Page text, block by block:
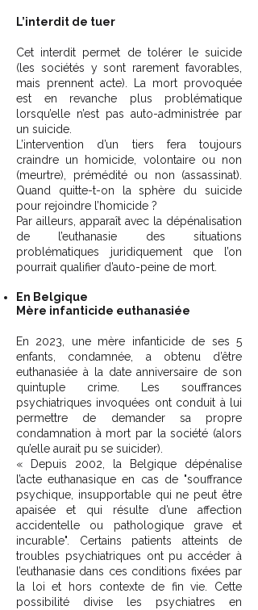
L’interdit de tuer
Cet interdit permet de tolérer le suicide
(les sociétés y sont rarement favorables,
mais prennent acte). La mort provoquée
est en revanche plus problématique
lorsqu’elle n’est pas auto-administrée par
un suicide.
L’intervention d’un tiers fera toujours
craindre un homicide, volontaire ou non
(meurtre), prémédité ou non (assassinat).
Quand quitte-t-on la sphère du suicide
pour rejoindre l’homicide ?
Par ailleurs, apparaît avec la dépénalisation
de l’euthanasie des situations
problématiques juridiquement que l’on
pourrait qualifier d’auto-peine de mort.
En Belgique
Mère infanticide euthanasiée
En 2023, une mère infanticide de ses 5
enfants, condamnée, a obtenu d’être
euthanasiée à la date anniversaire de son
quintuple crime. Les souffrances
psychiatriques invoquées ont conduit à lui
permettre de demander sa propre
condamnation à mort par la société (alors
qu’elle aurait pu se suicider).
« Depuis 2002, la Belgique dépénalise
l’acte euthanasique en cas de "souffrance
psychique, insupportable qui ne peut être
apaisée et qui résulte d’une affection
accidentelle ou pathologique grave et
incurable". Certains patients atteints de
troubles psychiatriques ont pu accéder à
l’euthanasie dans ces conditions fixées par
la loi et hors contexte de fin vie. Cette
possibilité divise les psychiatres en